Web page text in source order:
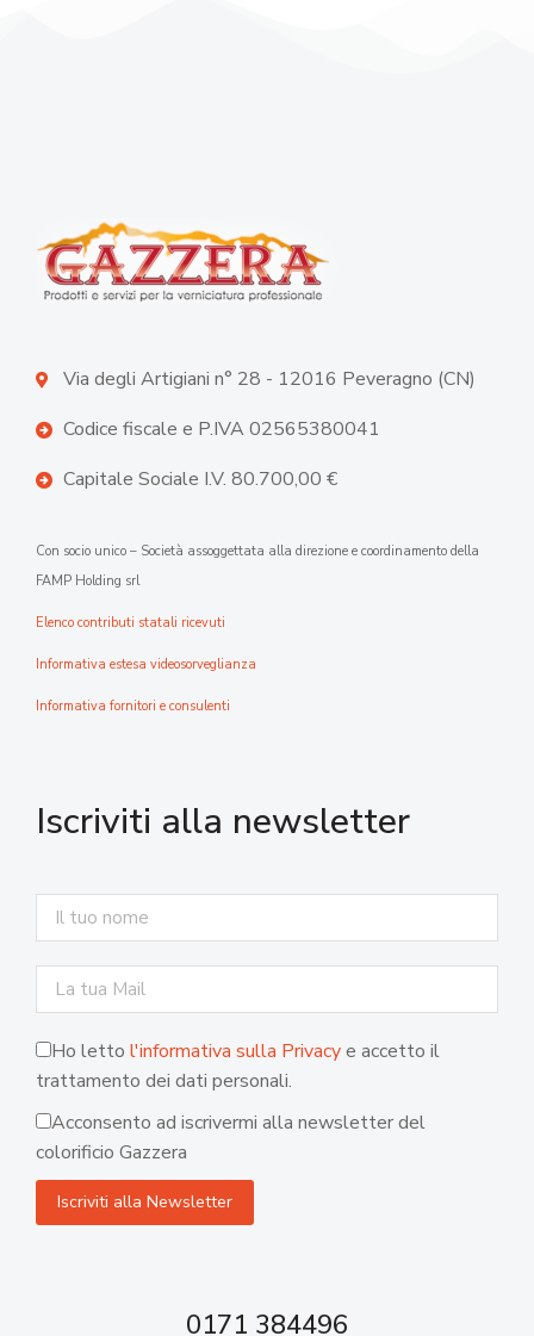
Via degli Artigiani n° 28 - 12016 Peveragno (CN)
Codice fiscale e P.IVA 02565380041
Capitale Sociale I.V. 80.700,00 €
Con socio unico – Società assoggettata alla direzione e coordinamento della
FAMP Holding srl
Elenco contributi statali ricevuti
Informativa estesa videosorveglianza
Informativa fornitori e consulenti
Iscriviti alla newsletter
Ho letto l'informativa sulla Privacye accetto il
trattamento dei dati personali.
Acconsento ad iscrivermi alla newsletter del
colorificio Gazzera
0171 384496